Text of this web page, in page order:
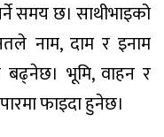
समय छ। साथीभाइको
नाम, दाम र इनाम
बढ्नेछ। भूमि, वाहन र
फाइदा हुनेछ।